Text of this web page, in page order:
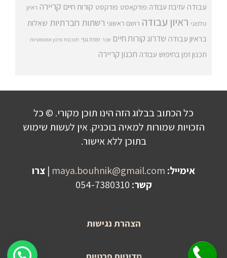
עבודה עזיבת עבודה פודקאסט פודקסט קורות חיים קריירה ראיון
טלפוני ראיון עבודה רושם ראשוני רשתות חברתיות שאלות
בראיון עבודה שדרוג קורות חיים שכר שפת גוף תוכנות סינון אוטומטיות
תכנון זמן בחיפוש עבודה תכנון קריירה
כל הכתוב בבלוג הזה הינו תוכן מקורי. © כל
הזכויות שמורות למאיה בוכניק. אין לעשות שימוש
בתוכן ללא אישור.
אימייל: maya.bouhnik@gmail.com
| צרו
קשר:
הצהרת נגישות
שלחו הודעה לקבלת פרטים על היעוץ!